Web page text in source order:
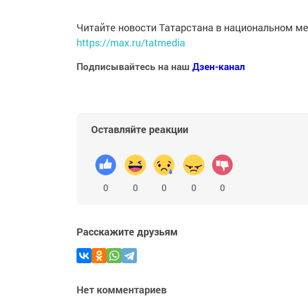
Читайте новости Татарстана в национальном
https://max.ru/tatmedia
Подписывайтесь на наш Дзен-канал
Оставляйте реакции
0 0 0 0 0
Расскажите друзьям
Нет комментариев